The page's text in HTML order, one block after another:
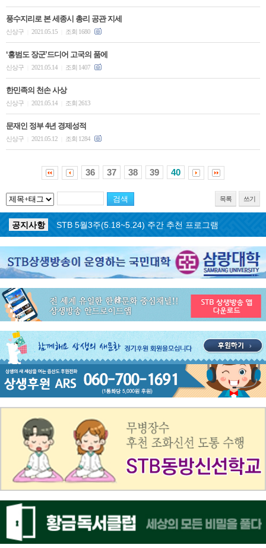
풍수지리로 본 세종시 총리 공관 지세
신상구 2021.05.15 조회 1680
‘홍범도 장군’드디어 고국의 품에
신상구 2021.05.14 조회 1407
한민족의 천손 사상
신상구 2021.05.14 조회 2613
문재인 정부 4년 경제성적
신상구 2021.05.12 조회 1284
36 37 38 39 40
목록 쓰기
공지사항 ON AIR 서비스 장애 복구 안내
공지사항
STB 5월4주(5.25~5.31) 주간 추천 프로그램
공지사항
STB 5월3주(5.18~5.24) 주간 추천 프로그램
공지사항
STB 4월마지막주(4.27~5.3) 주간 추천 프로그램
STB 4월4주(4.20~4.26) 주간 추천 프로그램
공지사항
STB 4월2주(4.6~4.12) 주간 추천 프로그램
공지사항
STB 4월1주(3.30~4.5) 주간 추천 프로그램
공지사항
STB 3월4주(3.23~3.29) 주간 추천 프로그램